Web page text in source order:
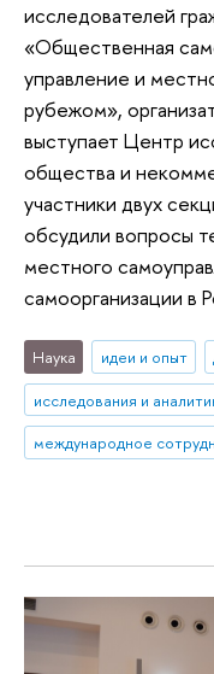
исследователей
«Общественная
управление и
рубежом»,
выступает Центр
общества и
участники двух
обсудили вопросы
местного
самоорганизации в
Наука идеи и опыт
исследования и
международное